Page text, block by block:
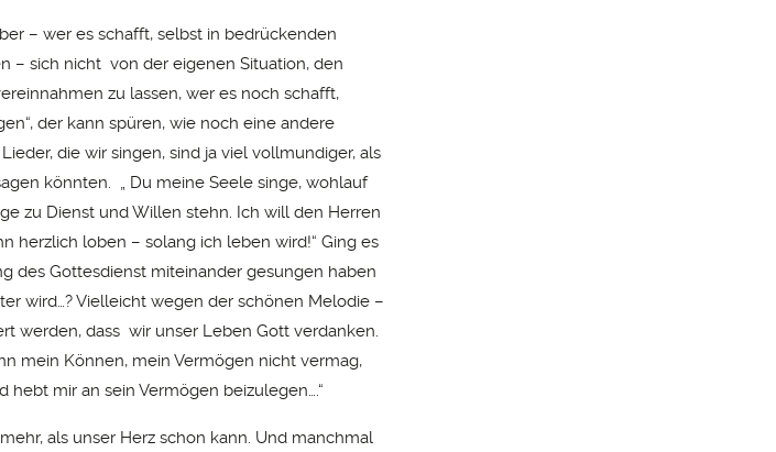
– wer es schafft, selbst in bedrückenden
– sich nicht von der eigenen Situation, den
zu lassen, wer es noch schafft,
der kann spüren, wie noch eine andere
die wir singen, sind ja viel vollmundiger, als
könnten. „ Du meine Seele singe, wohlauf
zu Dienst und Willen stehn. Ich will den Herren
herzlich loben – solang ich leben wird!“ Ging es
des Gottesdienst miteinander gesungen haben
wird…? Vielleicht wegen der schönen Melodie –
werden, dass wir unser Leben Gott verdanken.
mein Können, mein Vermögen nicht vermag,
mir an sein Vermögen beizulegen….“
als unser Herz schon kann. Und manchmal